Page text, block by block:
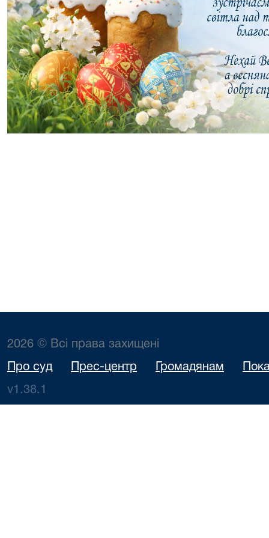
2026 © Всі права захищені
Про суд Прес-центр Громадянам
v1.38.1